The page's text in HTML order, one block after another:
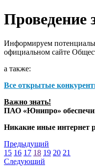
Проведение
Информируем
официальном сайте
а также:
Все открытые
Важно знать!
ПАО «Юнипро»
Никакие иные интернет
Предыдущий
15 16 17 18 19 20 21
Следующий